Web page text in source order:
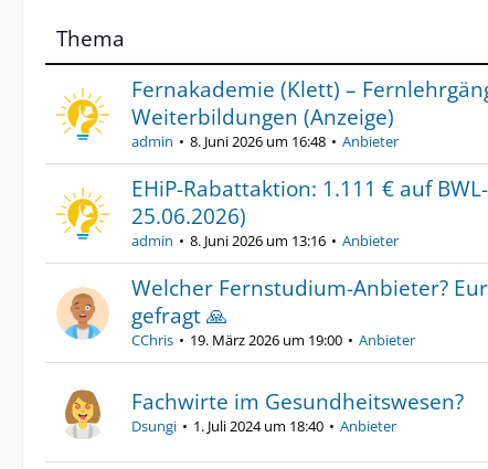
Thema
Fernakademie (Klett) –
Weiterbildungen (Anzeige)
admin 8. Juni 2026 um 16:48 Anbieter
EHiP-Rabattaktion: 1.111 € auf
25.06.2026)
admin 8. Juni 2026 um 13:16 Anbieter
Welcher Fernstudium-Anbieter?
gefragt 🙏
CChris 19. März 2026 um 19:00 Anbieter
Fachwirte im Gesundheitswesen?
Dsungi 1. Juli 2024 um 18:40 Anbieter